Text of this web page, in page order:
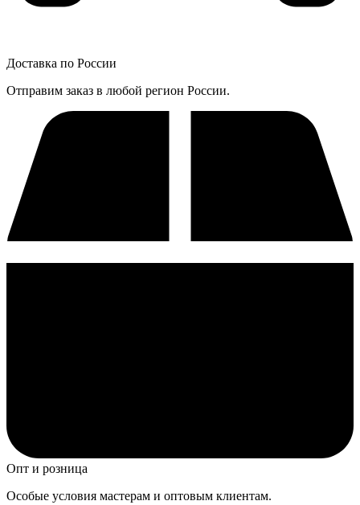
Доставка по России
Отправим заказ в любой регион России.
Опт и розница
Особые условия мастерам и оптовым клиентам.